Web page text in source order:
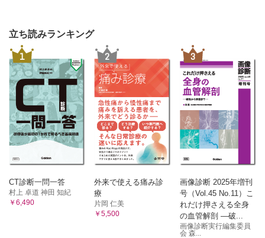
立ち読みランキング
1
CT診断一問一答
村上 卓道 神田 知紀
￥6,490
2
外来で使える痛み診
療
片岡 仁美
￥5,500
3
画像診断 2025年増刊
号（Vol.45 No.11）こ
れだけ押さえる全身
の血管解剖 ―破...
画像診断実行編集委員
会 森...